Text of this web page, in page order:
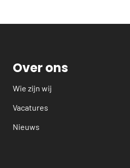
Over ons
Wie zijn wij
Vacatures
Nieuws